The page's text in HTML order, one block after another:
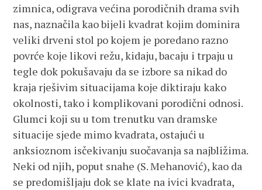
zimnica, odigrava većina porodičnih drama svih
nas, naznačila kao bijeli kvadrat kojim dominira
veliki drveni stol po kojem je poredano razno
povrće koje likovi režu, kidaju, bacaju i trpaju u
tegle dok pokušavaju da se izbore sa nikad do
kraja rješivim situacijama koje diktiraju kako
okolnosti, tako i komplikovani porodični odnosi.
Glumci koji su u tom trenutku van dramske
situacije sjede mimo kvadrata, ostajući u
anksioznom isčekivanju suočavanja sa najbližima.
Neki od njih, poput snahe (S. Mehanović), kao da
se predomišljaju dok se klate na ivici kvadrata,